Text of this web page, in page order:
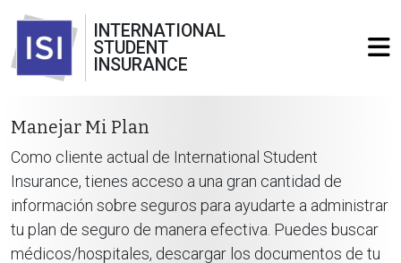
INTERNATIONAL
STUDENT
INSURANCE
Manejar Mi Plan
Como cliente actual de International Student
Insurance, tienes acceso a una gran cantidad de
información sobre seguros para ayudarte a administrar
tu plan de seguro de manera efectiva. Puedes buscar
médicos/hospitales, descargar los documentos de tu